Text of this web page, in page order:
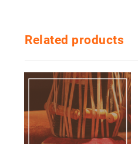
Related products